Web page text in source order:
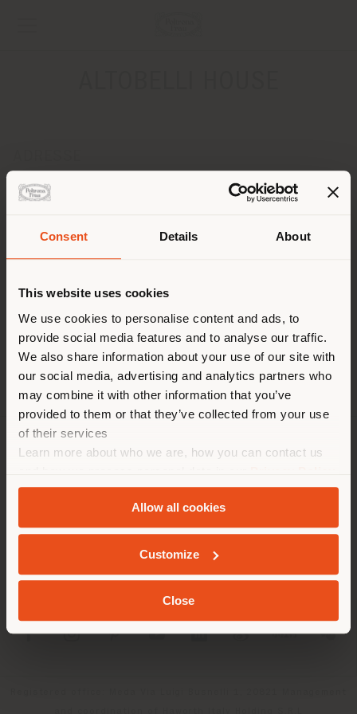
Consent Details About
This website uses cookies
We use cookies to personalise content and ads, to
provide social media features and to analyse our traffic.
We also share information about your use of our site with
our social media, advertising and analytics partners who
may combine it with other information that you’ve
provided to them or that they’ve collected from your use
of their services
Learn more about who we are, how you can contact us
andCookie Policy.
Allow all cookies
Customize
Close
VIA FABIO FILZI 14/B
LANCIANO 66034
KONTAKTE
Telefon 087244441
EINEN TERMIN ANFRAGEN
Sie browsen in einem anderen
Land als Ihrem Standort. Wir
empfehlen Ihnen, sich richtig
zu orientieren, um Einkäufe
tätigen zu können. (us)
GEOLOKALISIERT
UNTERNEHMEN
PRODUKTLINIEN
INFO & DIENSTLEISTUNGEN